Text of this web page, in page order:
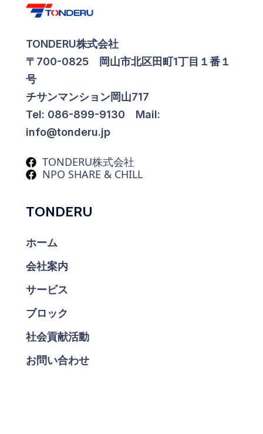
TONDERU株式会社
〒700-0825 岡山市北区田町1丁目１番１
号
チサンマンション岡山717
Tel: 086-899-9130 Mail:
info@tonderu.jp
TONDERU株式会社
NPO SHARE & CHILL
TONDERU
ホーム
会社案内
サービス
ブロック
社会貢献活動
お問い合わせ